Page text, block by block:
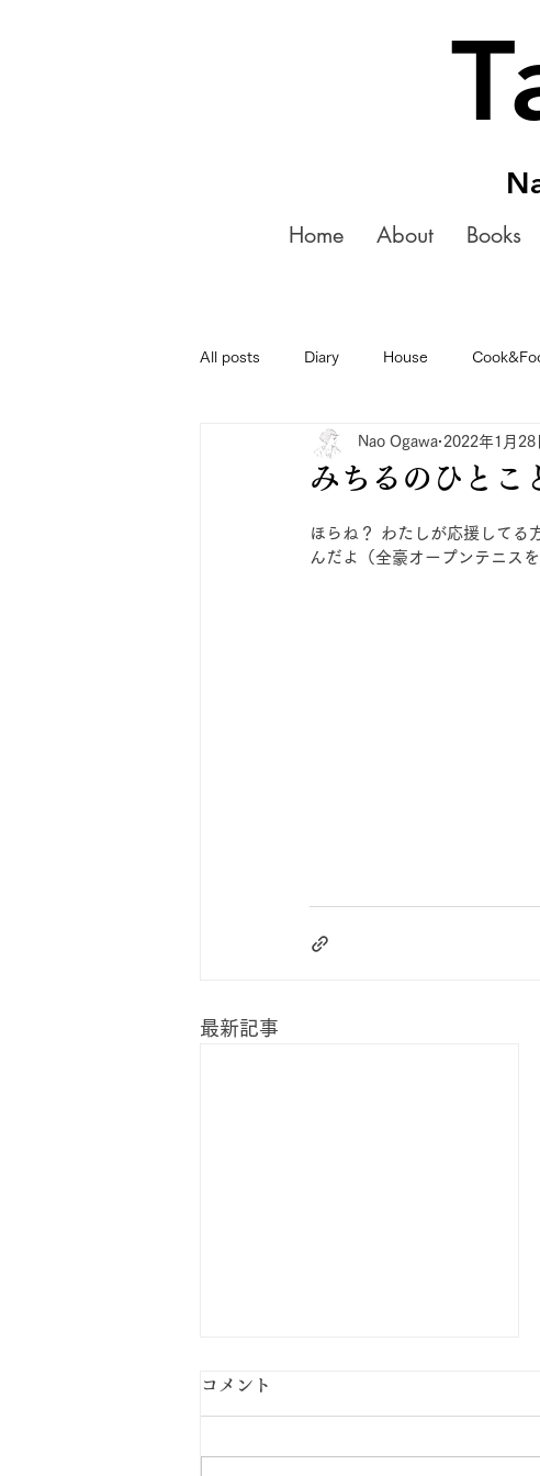
Home About Books
All posts Diary House
みちるのひとこ
Nao Ogawa 2022年1月28
ほらね？ わたしが応援してる
んだよ（全豪オープンテニスを
最新記事
コメント